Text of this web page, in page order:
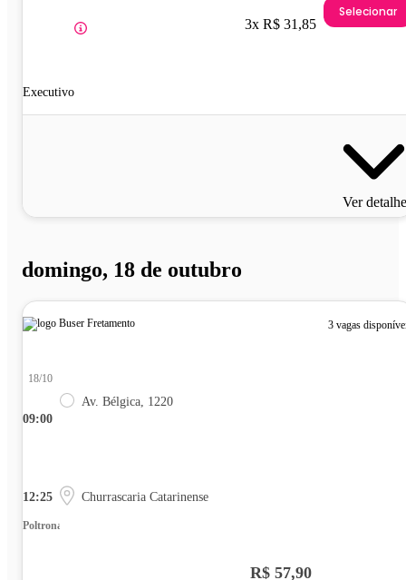
Executivo
3x R$ 31,85
Selecionar
Ver
domingo, 18 de outubro
3 vagas
09:00
18/10
Av. Bélgica, 1220
12:25 Churrascaria Catarinense
Poltrona
R$ 57,90